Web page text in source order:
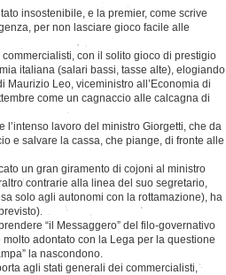
insostenibile, e la premier, come scrive
per non lasciare gioco facile alle
con il solito gioco di prestigio
italiana (salari bassi, tasse alte), elogiando
Maurizio Leo, viceministro all’Economia di
come un cagnaccio alle calcagna di
l’intenso lavoro del ministro Giorgetti, che da
e salvare la cassa, che piange, di fronte alle
un gran giramento di cojoni al ministro
contrarie alla linea del suo segretario,
solo agli autonomi con la rottamazione), ha
“il Messaggero” del filo-governativo
adontato con la Lega per la questione
la nascondono.
agli stati generali dei commercialisti,